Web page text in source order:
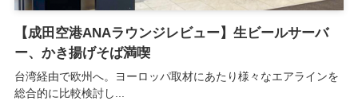
【成田空港ANAラウンジレビュー】生ビールサーバ
ー、かき揚げそば満喫
台湾経由で欧州へ。ヨーロッパ取材にあたり様々なエアラインを
総合的に比較検討し...